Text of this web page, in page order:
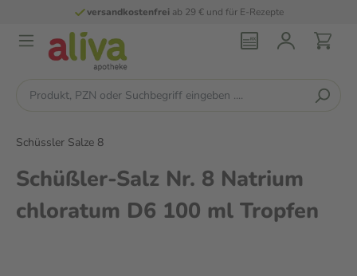
versandkostenfreiab 29 € und für E-Rezepte
Schüssler Salze 8
Schüßler-Salz Nr. 8 Natrium
chloratum D6 100 ml Tropfen